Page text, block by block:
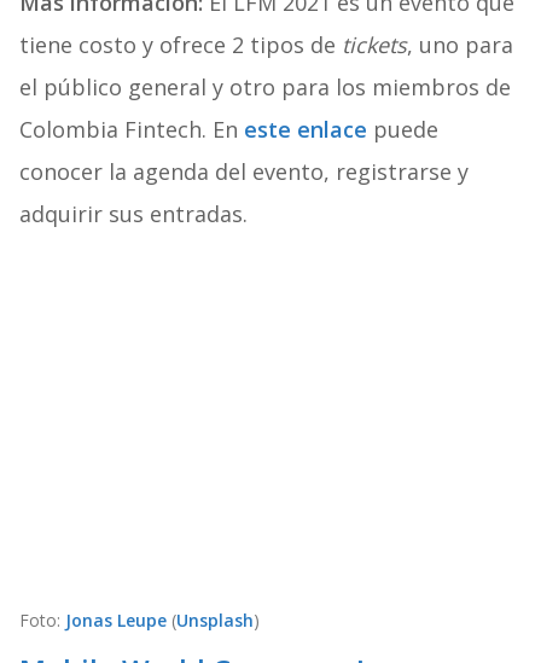
tiene costo y ofrece 2 tipos de tickets, uno para
el público general y otro para los miembros de
Colombia Fintech. En este enlace puede
conocer la agenda del evento, registrarse y
adquirir sus entradas.
Foto: Jonas Leupe(Unsplash)